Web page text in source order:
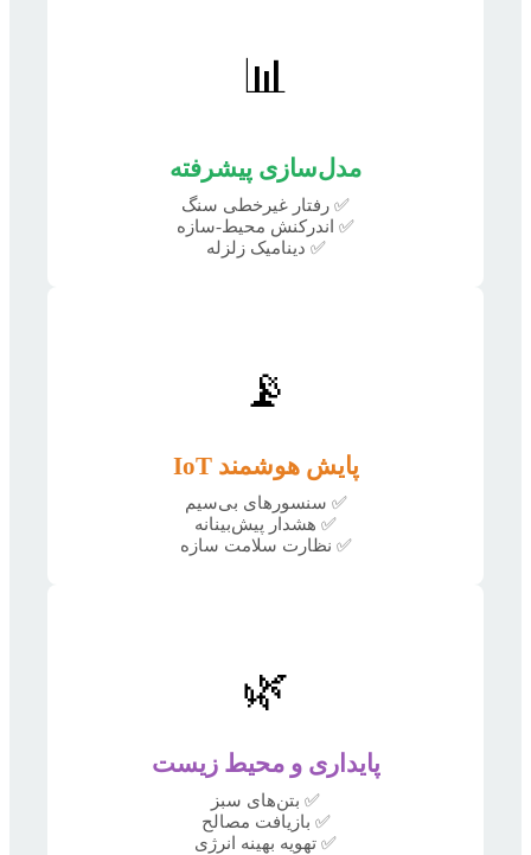
📊
مدل‌سازی پیشرفته
✅ رفتار غیرخطی سنگ
✅ اندرکنش محیط-سازه
✅ دینامیک زلزله
📡
پایش هوشمند IoT
✅ سنسورهای بی‌سیم
✅ هشدار پیش‌بینانه
✅ نظارت سلامت سازه
🌿
پایداری و محیط زیست
✅ بتن‌های سبز
✅ بازیافت مصالح
✅ تهویه بهینه انرژی